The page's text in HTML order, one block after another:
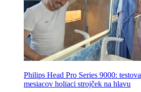
Philips Head Pro Series 9000:
mesiacov holiaci strojček na hlavu